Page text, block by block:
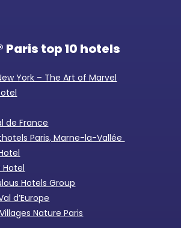
Paris top 10 hotels
York – The Art of Marvel
de France
Paris, Marne-la-Vallée
Hotels Group
d’Europe
Nature Paris